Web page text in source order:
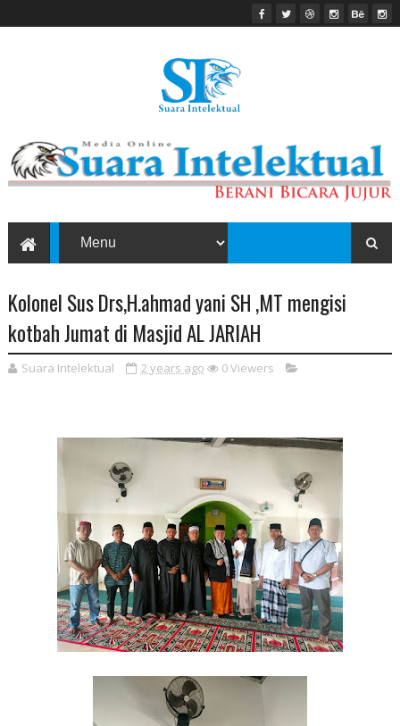
Kolonel Sus Drs,H.ahmad yani SH ,MT mengisi
kotbah Jumat di Masjid AL JARIAH
Suara Intelektual 2 years ago 0Viewers